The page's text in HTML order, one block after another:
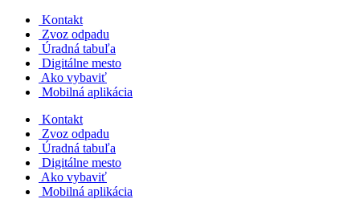
Kontakt
Zvoz odpadu
Úradná tabuľa
Digitálne mesto
Ako vybaviť
Mobilná aplikácia
Kontakt
Zvoz odpadu
Úradná tabuľa
Digitálne mesto
Ako vybaviť
Mobilná aplikácia